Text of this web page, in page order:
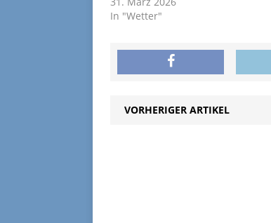
In "Wetter"
VORHERIGER ARTIKEL